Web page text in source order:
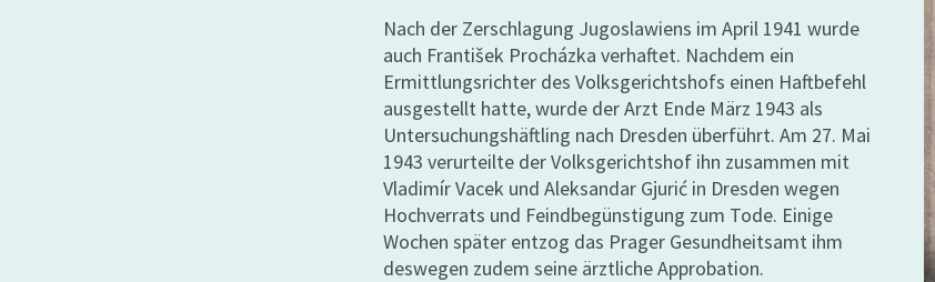
Nach der Zerschlagung Jugoslawiens im April 1941 wurde
auch František Procházka verhaftet. Nachdem ein
Ermittlungsrichter des Volksgerichtshofs einen Haftbefehl
ausgestellt hatte, wurde der Arzt Ende März 1943 als
Untersuchungshäftling nach Dresden überführt. Am 27. Mai
1943 verurteilte der Volksgerichtshof ihn zusammen mit
Vladimír Vacek und Aleksandar Gjurić in Dresden wegen
Hochverrats und Feindbegünstigung zum Tode. Einige
Wochen später entzog das Prager Gesundheitsamt ihm
deswegen zudem seine ärztliche Approbation.